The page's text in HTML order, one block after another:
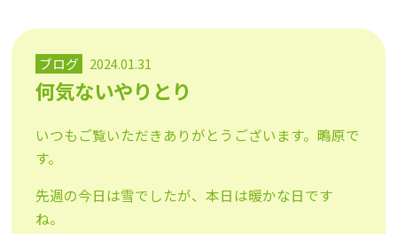
ブログ 2024.01.31
何気ないやりとり
いつもご覧いただきありがとうございます。鴫原で
す。
先週の今日は雪でしたが、本日は暖かな日です
ね。